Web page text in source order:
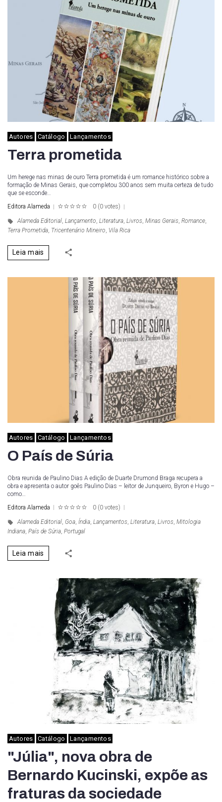
Autores Catálogo Lançamentos
Terra prometida
Um herege nas minas de ouro Terra prometida é um romance histórico sobre a
formação de Minas Gerais, que completou 300 anos sem muita certeza de tudo
que se esconde…
Editora Alameda
0 (0 votes)
Alameda Editorial, Lançamento, Literatura, Livros, Minas Gerais, Romance,
Terra Prometida, Tricentenário Mineiro, Vila Rica
Leia mais
Autores Catálogo Lançamentos
O País de Súria
Obra reunida de Paulino Dias A edição de Duarte Drumond Braga recupera a
obra e apresenta o autor goês Paulino Dias – leitor de Junqueiro, Byron e Hugo –
como…
Editora Alameda
0 (0 votes)
Alameda Editorial, Goa, Índia, Lançamentos, Literatura, Livros, Mitologia
Indiana, País de Súria, Portugal
Leia mais
Autores Catálogo Lançamentos
"Júlia", nova obra de
Bernardo Kucinski, expõe as
fraturas da sociedade